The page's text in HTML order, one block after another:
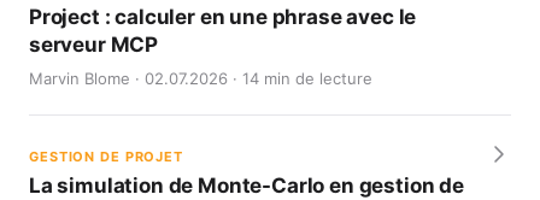
Project : calculer en une phrase avec le
serveur MCP
Marvin Blome · 02.07.2026 · 14 min de lecture
GESTION DE PROJET
La simulation de Monte-Carlo en gestion de